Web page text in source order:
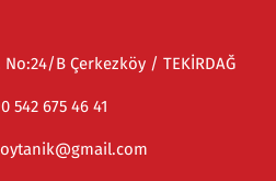
No:24/B Çerkezköy / TEKİRDAĞ
542 675 46 41